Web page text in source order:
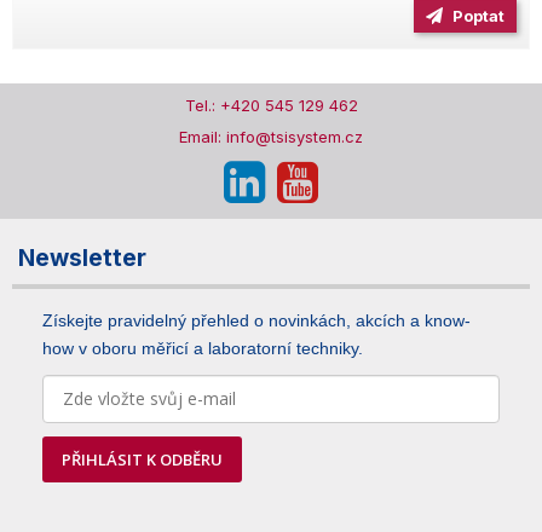
Poptat
Tel.: +420 545 129 462
Email: info@tsisystem.cz
Newsletter
Získejte pravidelný přehled o novinkách, akcích a know-
how v oboru měřicí a laboratorní techniky.
PŘIHLÁSIT K ODBĚRU